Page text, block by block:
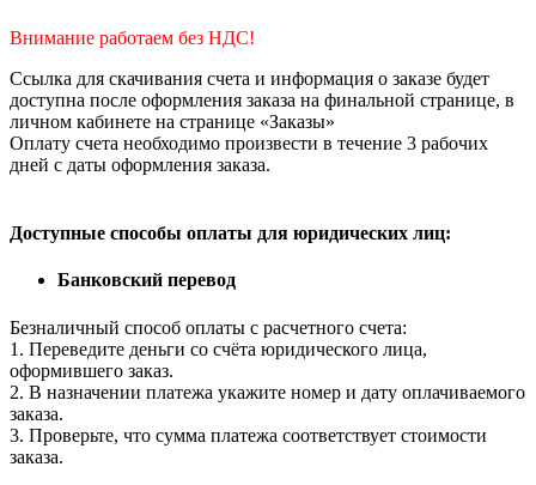
Внимание работаем без НДС!
Ссылка для скачивания счета и информация о заказе будет
доступна после оформления заказа на финальной странице, в
личном кабинете на странице «Заказы»
Оплату счета необходимо произвести в течение 3 рабочих
дней с даты оформления заказа.
Доступные способы оплаты для юридических лиц:
Банковский перевод
Безналичный способ оплаты с расчетного счета:
1. Переведите деньги со счёта юридического лица,
оформившего заказ.
2. В назначении платежа укажите номер и дату оплачиваемого
заказа.
3. Проверьте, что сумма платежа соответствует стоимости
заказа.